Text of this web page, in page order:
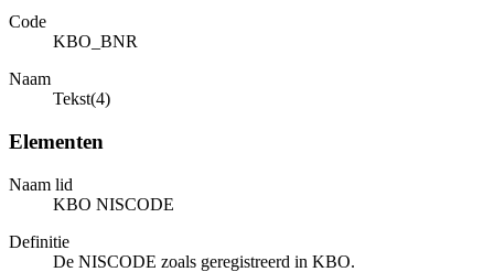
Code
KBO_BNR
Naam
Tekst(4)
Elementen
Naam lid
KBO NISCODE
Definitie
De NISCODE zoals geregistreerd in KBO.